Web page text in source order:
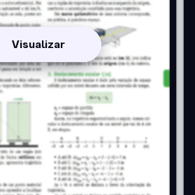
Visualizar